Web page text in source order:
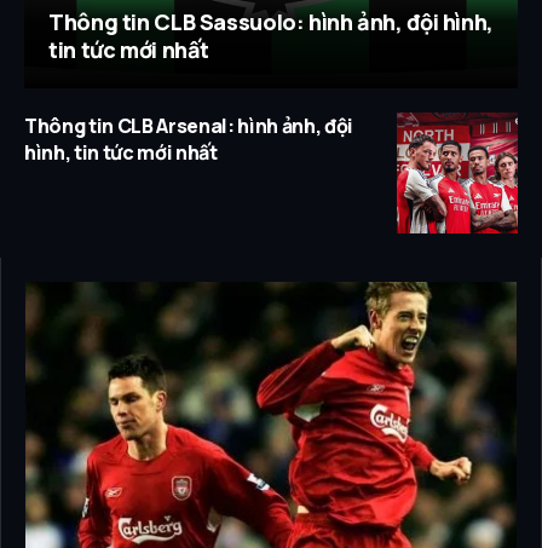
Thông tin CLB Sassuolo: hình ảnh, đội hình,
tin tức mới nhất
Thông tin CLB Arsenal: hình ảnh, đội
hình, tin tức mới nhất